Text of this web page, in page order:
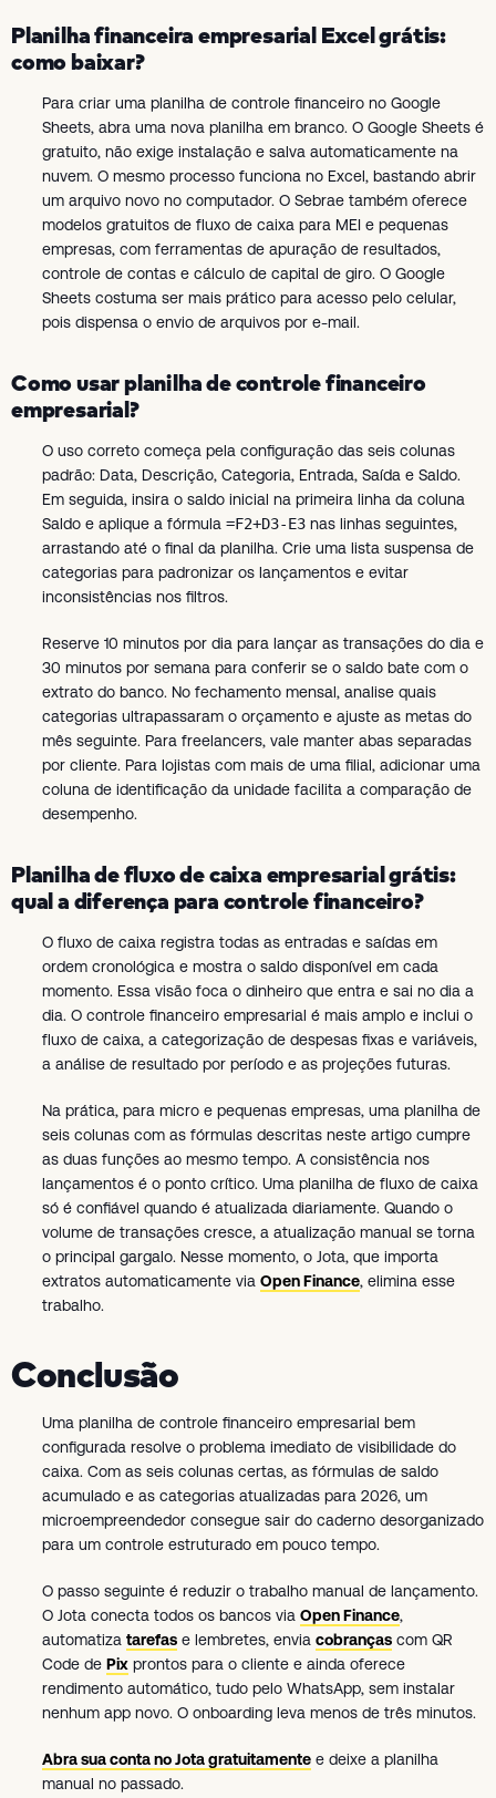
Planilha financeira empresarial Excel grátis:
como baixar?
Para criar uma planilha de controle financeiro no Google
Sheets, abra uma nova planilha em branco. O Google Sheets é
gratuito, não exige instalação e salva automaticamente na
nuvem. O mesmo processo funciona no Excel, bastando abrir
um arquivo novo no computador. O Sebrae também oferece
modelos gratuitos de fluxo de caixa para MEI e pequenas
empresas, com ferramentas de apuração de resultados,
controle de contas e cálculo de capital de giro. O Google
Sheets costuma ser mais prático para acesso pelo celular,
pois dispensa o envio de arquivos por e-mail.
Como usar planilha de controle financeiro
empresarial?
O uso correto começa pela configuração das seis colunas
padrão: Data, Descrição, Categoria, Entrada, Saída e Saldo.
Em seguida, insira o saldo inicial na primeira linha da coluna
Saldo e aplique a fórmula =F2+D3-E3 nas linhas seguintes,
arrastando até o final da planilha. Crie uma lista suspensa de
categorias para padronizar os lançamentos e evitar
inconsistências nos filtros.
Reserve 10 minutos por dia para lançar as transações do dia e
30 minutos por semana para conferir se o saldo bate com o
extrato do banco. No fechamento mensal, analise quais
categorias ultrapassaram o orçamento e ajuste as metas do
mês seguinte. Para freelancers, vale manter abas separadas
por cliente. Para lojistas com mais de uma filial, adicionar uma
coluna de identificação da unidade facilita a comparação de
desempenho.
Planilha de fluxo de caixa empresarial grátis:
qual a diferença para controle financeiro?
O fluxo de caixa registra todas as entradas e saídas em
ordem cronológica e mostra o saldo disponível em cada
momento. Essa visão foca o dinheiro que entra e sai no dia a
dia. O controle financeiro empresarial é mais amplo e inclui o
fluxo de caixa, a categorização de despesas fixas e variáveis,
a análise de resultado por período e as projeções futuras.
Na prática, para micro e pequenas empresas, uma planilha de
seis colunas com as fórmulas descritas neste artigo cumpre
as duas funções ao mesmo tempo. A consistência nos
lançamentos é o ponto crítico. Uma planilha de fluxo de caixa
só é confiável quando é atualizada diariamente. Quando o
volume de transações cresce, a atualização manual se torna
o principal gargalo. Nesse momento, o Jota, que importa
extratos automaticamente via Open Finance, elimina esse
trabalho.
Conclusão
Uma planilha de controle financeiro empresarial bem
configurada resolve o problema imediato de visibilidade do
caixa. Com as seis colunas certas, as fórmulas de saldo
acumulado e as categorias atualizadas para 2026, um
microempreendedor consegue sair do caderno desorganizado
para um controle estruturado em pouco tempo.
O passo seguinte é reduzir o trabalho manual de lançamento.
O Jota conecta todos os bancos via Open Finance,
automatiza tarefas e lembretes, envia cobranças com QR
Code de Pix prontos para o cliente e ainda oferece
rendimento automático, tudo pelo WhatsApp, sem instalar
nenhum app novo. O onboarding leva menos de três minutos.
Abra sua conta no Jota gratuitamente e deixe a planilha
manual no passado.